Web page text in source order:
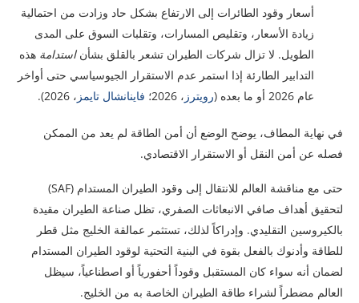
أسعار وقود الطائرات إلى الارتفاع بشكل حاد وزادت من احتمالية
زيادة الأسعار، وتقليص المسارات، وتقلبات السوق على المدى
الطويل. لا تزال شركات الطيران تشعر بالقلق بشأناستدامة هذه
التدابير الطارئة إذا استمر عدم الاستقرار الجيوسياسي حتى أواخر
عام 2026 أو ما بعده (
رويترز ، 2026؛ فاينانشال تايمز ، 2026).
في نهاية المطاف، يوضح الوضع أن أمن الطاقة لم يعد من الممكن
فصله عن أمن النقل أو الاستقرار الاقتصادي.
حتى مع مناقشة العالم للانتقال إلى وقود الطيران المستدام (SAF)
لتحقيق أهداف صافي الانبعاثات الصفري، تظل صناعة الطيران مقيدة
بالكيروسين التقليدي. وإدراكاً لذلك، تستثمر عمالقة الخليج مثل قطر
للطاقة وأدنوك بالفعل بقوة في البنية التحتية لوقود الطيران المستدام
لضمان أنه سواء كان المستقبل وقوداً أحفورياً أو اصطناعياً، سيظل
العالم مضطراً لشراء طاقة الطيران الخاصة به من الخليج.